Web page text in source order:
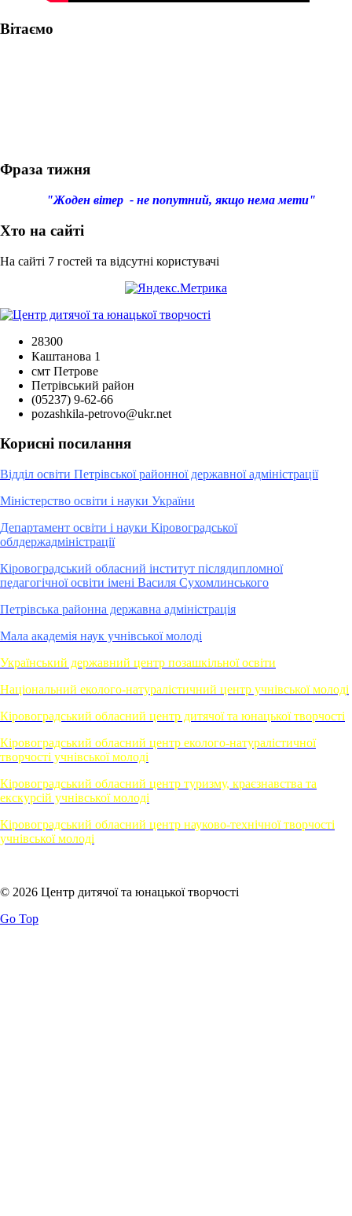
Вітаємо
Фраза тижня
"Жоден вітер - не попутний, якщо нема мети"
Хто на сайті
На сайті 7 гостей та відсутні користувачі
28300
Каштанова 1
смт Петрове
Петрівський район
(05237) 9-62-66
pozashkila-petrovo@ukr.net
Корисні посилання
Відділ освіти Петрівської районної державної адміністрації
Міністерство освіти і науки України
Департамент освіти і науки Кіровоградської
облдержадміністрації
Кіровоградський обласний інститут післядипломної
педагогічної освіти імені Василя Сухомлинського
Петрівська районна державна адміністрація
Мала академія наук учнівської молоді
Український державний центр позашкільної освіти
Національний еколого-натуралістичний центр учнівської молоді
Кіровоградський обласний центр дитячої та юнацької творчості
Кіровоградський обласний центр еколого-натуралістичної
творчості учнівської молоді
Кіровоградський обласний центр туризму, краєзнавства та
екскурсій учнівської молоді
Кіровоградський обласний центр науково-технічної творчості
учнівської молоді
© 2026 Центр дитячої та юнацької творчості
Go Top